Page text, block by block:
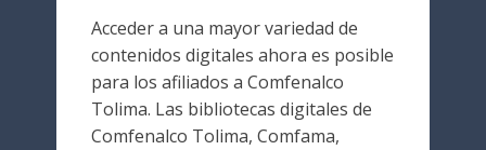
Acceder a una mayor variedad de
contenidos digitales ahora es posible
para los afiliados a Comfenalco
Tolima. Las bibliotecas digitales de
Comfenalco Tolima, Comfama,